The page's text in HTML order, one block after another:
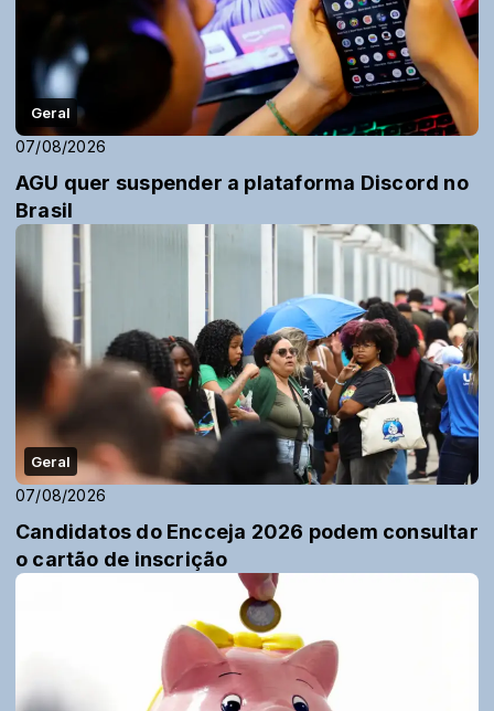
Geral
07/08/2026
AGU quer suspender a plataforma Discord no
Brasil
Geral
07/08/2026
Candidatos do Encceja 2026 podem consultar
o cartão de inscrição